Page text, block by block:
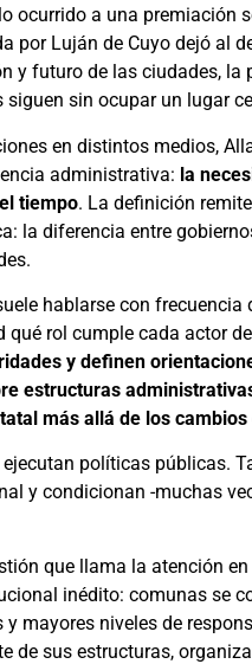
ocurrido a una premiación
por Luján de Cuyo dejó al
y futuro de las ciudades,
sin ocupar un lugar
en distintos medios,
administrativa: la
tiempo. La definición
la diferencia entre
hablarse con frecuencia
rol cumple cada actor
y definen
estructuras
más allá de los
ejecutan políticas públicas.
y condicionan -muchas
que llama la atención
inédito: comunas se
y mayores niveles de
de sus estructuras,